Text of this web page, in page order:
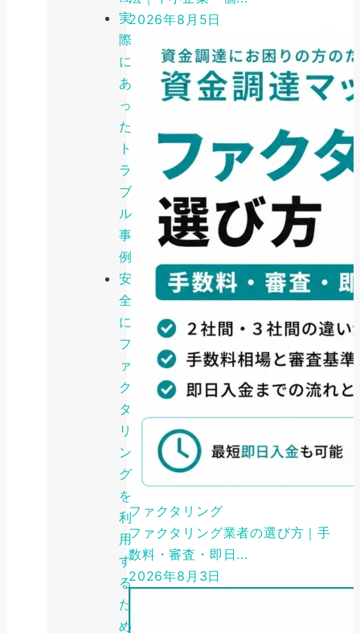
実
際
に
あ
っ
た
ト
ラ
ブ
ル
事
例
安
全
に
フ
ァ
ク
タ
リ
ン
グ
を
利
用
す
る
た
め
2026年8月5日
ファクタリング
ファクタリング業者の選び方｜手
数料・審査・即日...
2026年8月3日